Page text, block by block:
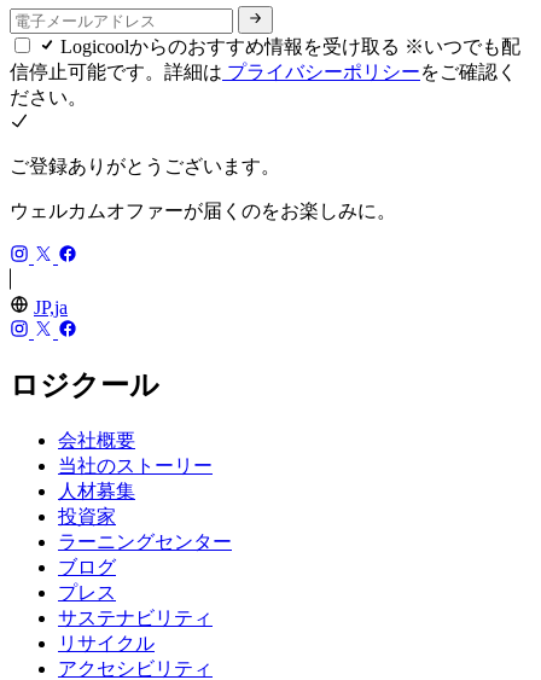
Logicoolからのおすすめ情報を受け取る ※いつでも配
信停止可能です。詳細は プライバシーポリシーをご確認く
ださい。
ご登録ありがとうございます。
ウェルカムオファーが届くのをお楽しみに。
JP,ja
ロジクール
会社概要
当社のストーリー
人材募集
投資家
ラーニングセンター
ブログ
プレス
サステナビリティ
リサイクル
アクセシビリティ